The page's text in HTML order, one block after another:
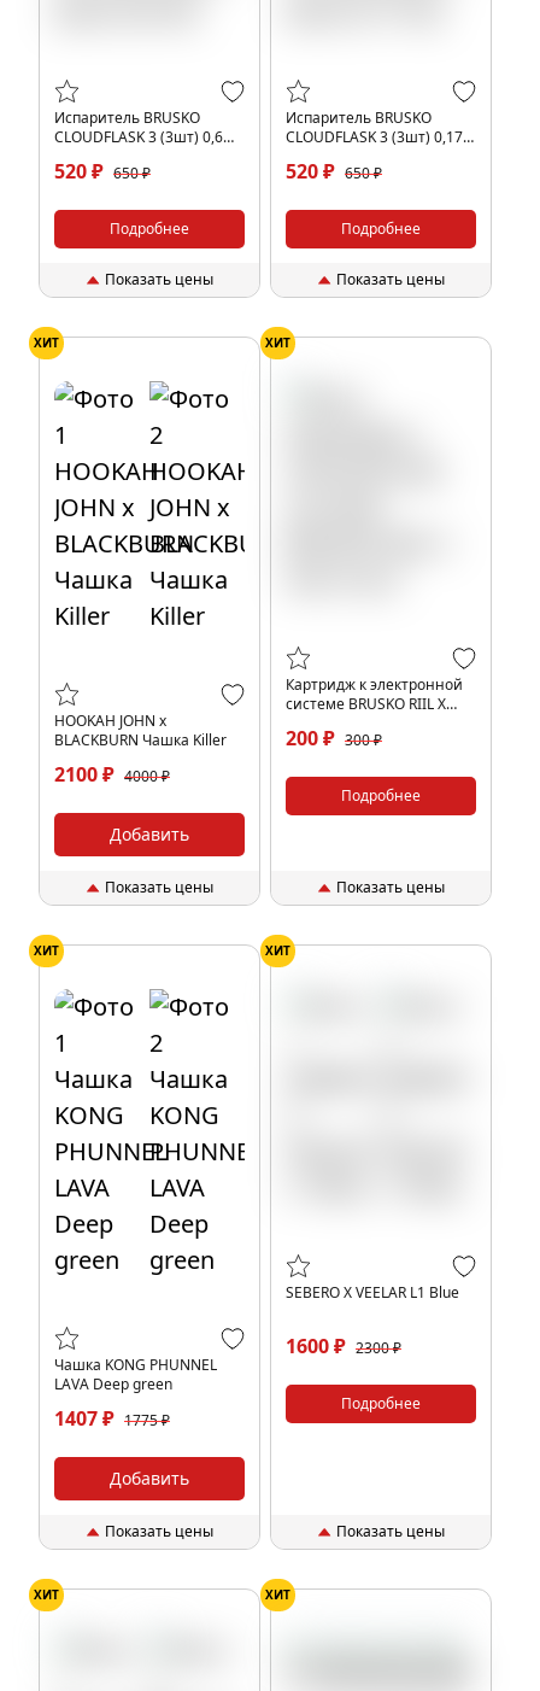
Испаритель BRUSKO
CLOUDFLASK 3 (3шт) 0,6
520 ₽ 650 ₽
Подробнее
Показать цены
Испаритель BRUSKO
CLOUDFLASK 3 (3шт) 0,17
520 ₽ 650 ₽
Подробнее
Показать цены
ХИТ
HOOKAH JOHN x
BLACKBURN Чашка Killer
2100 ₽ 4000 ₽
Добавить
Показать цены
ХИТ
Картридж к электронной
системе BRUSKO RIIL X
200 ₽ 300 ₽
Подробнее
Показать цены
ХИТ
Чашка KONG PHUNNEL
LAVA Deep green
1407 ₽ 1775 ₽
Добавить
Показать цены
ХИТ
SEBERO X VEELAR L1 Blue
1600 ₽ 2300 ₽
Подробнее
Показать цены
ХИТ ХИТ